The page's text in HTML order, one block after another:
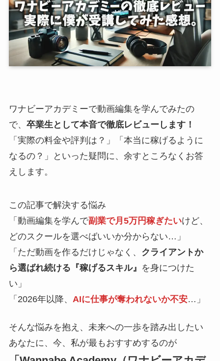
ワナビーアカデミーで動画編集を学んでみたの
で、 卒業生として本音で徹底レビューします！
「実際の料金や評判は？」「本当に稼げるように
なるの？」といった疑問に、余すところなくお答
えします。
この記事で解決する悩み
「動画編集を学んで副業で月5万円稼ぎたいけど、
どのスクールを選べばいいか分からない…」
「ただ動画を作るだけじゃなく、 クライアントか
ら選ばれ続ける『稼げるスキル』 を身につけた
い」
「2026年以降、 AIに仕事が奪われないか不安…」
そんな悩みを抱え、未来への一歩を踏み出したい
あなたに、今、私が最もおすすめするのが